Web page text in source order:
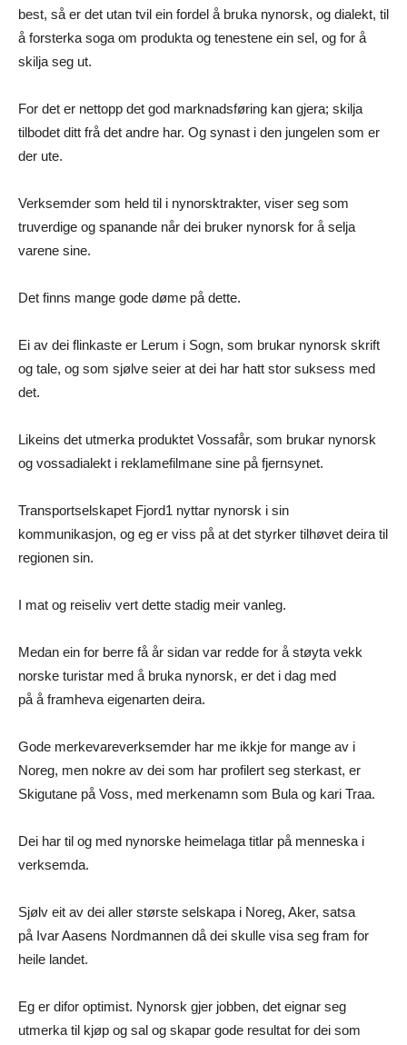
best, så er det utan tvil ein fordel å bruka nynorsk, og dialekt, til
å forsterka soga om produkta og tenestene ein sel, og for å
skilja seg ut.
For det er nettopp det god marknadsføring kan gjera; skilja
tilbodet ditt frå det andre har. Og synast i den jungelen som er
der ute.
Verksemder som held til i nynorsktrakter, viser seg som
truverdige og spanande når dei bruker nynorsk for å selja
varene sine.
Det finns mange gode døme på dette.
Ei av dei flinkaste er Lerum i Sogn, som brukar nynorsk skrift
og tale, og som sjølve seier at dei har hatt stor suksess med
det.
Likeins det utmerka produktet Vossafår, som brukar nynorsk
og vossadialekt i reklamefilmane sine på fjernsynet.
Transportselskapet Fjord1 nyttar nynorsk i sin
kommunikasjon, og eg er viss på at det styrker tilhøvet deira til
regionen sin.
I mat og reiseliv vert dette stadig meir vanleg.
Medan ein for berre få år sidan var redde for å støyta vekk
norske turistar med å bruka nynorsk, er det i dag med
på å framheva eigenarten deira.
Gode merkevareverksemder har me ikkje for mange av i
Noreg, men nokre av dei som har profilert seg sterkast, er
Skigutane på Voss, med merkenamn som Bula og kari Traa.
Dei har til og med nynorske heimelaga titlar på menneska i
verksemda.
Sjølv eit av dei aller største selskapa i Noreg, Aker, satsa
på Ivar Aasens Nordmannen då dei skulle visa seg fram for
heile landet.
Eg er difor optimist. Nynorsk gjer jobben, det eignar seg
utmerka til kjøp og sal og skapar gode resultat for dei som